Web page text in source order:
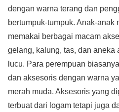
dengan warna terang dan
bertumpuk-tumpuk. Anak-anak
memakai berbagai macam
gelang, kalung, tas, dan aneka
lucu. Para perempuan
dan aksesoris dengan warna
merah muda. Aksesoris yang
terbuat dari logam tetapi juga